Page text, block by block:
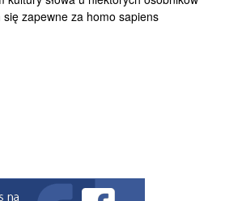
się zapewne za homo sapiens